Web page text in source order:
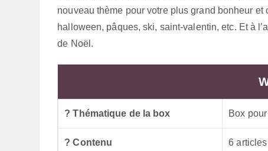
nouveau thème pour votre plus grand bonheur
halloween, pâques, ski, saint-valentin, etc. Et à
de Noël.
? Thématique de la box Box
? Contenu 6